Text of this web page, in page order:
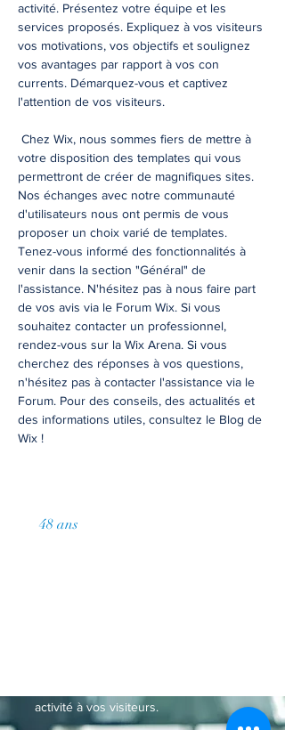
activité. Présentez votre équipe et les
services proposés. Expliquez à vos visiteurs
vos motivations, vos objectifs et soulignez
vos avantages par rapport à vos con
currents. Démarquez-vous et captivez
l'attention de vos visiteurs.
Chez Wix, nous sommes fiers de mettre à
votre disposition des templates qui vous
permettront de créer de magnifiques sites.
Nos échanges avec notre communauté
d'utilisateurs nous ont permis de vous
proposer un choix varié de templates.
Tenez-vous informé des fonctionnalités à
venir dans la section "Général" de
l'assistance. N'hésitez pas à nous faire part
de vos avis via le Forum Wix. Si vous
souhaitez contacter un professionnel,
rendez-vous sur la Wix Arena. Si vous
cherchez des réponses à vos questions,
n'hésitez pas à contacter l'assistance via le
Forum. Pour des conseils, des actualités et
des informations utiles, consultez le Blog de
Wix !
48 ans
activité à vos visiteurs.